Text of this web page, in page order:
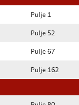
Pulje 1
Pulje 52
Pulje 67
Pulje 162